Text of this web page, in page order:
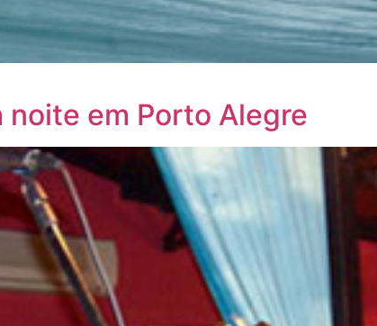
em Porto Alegre